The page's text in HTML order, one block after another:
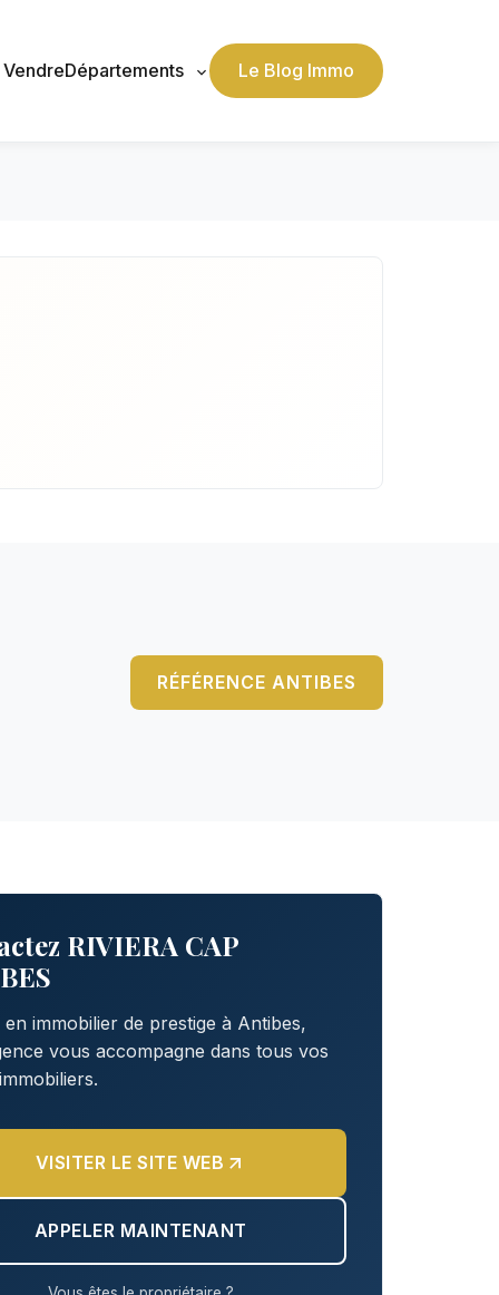
Départements Le Blog Immo
RÉFÉRENCE ANTIBES
RIVIERA CAP
immobilier de prestige à Antibes,
vous accompagne dans tous vos
VISITER LE SITE WEB
APPELER MAINTENANT